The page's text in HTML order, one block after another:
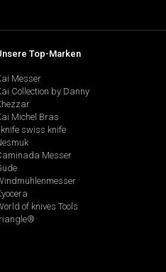
Top-Marken
Messer
Collection by Danny
Michel Bras
swiss knife
Messer
of knives Tools